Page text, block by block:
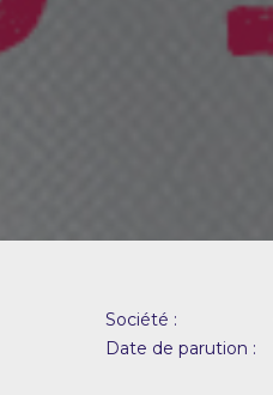
Société :
Date de parution :